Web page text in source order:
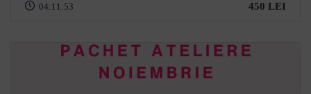
04:11:53 450 LEI